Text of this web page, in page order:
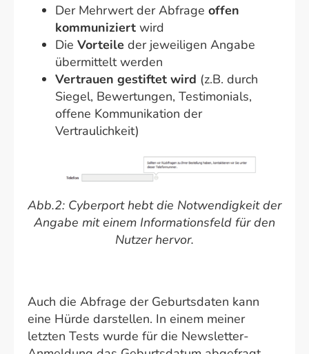
Der Mehrwert der Abfrage offen
kommuniziert wird
Die Vorteile der jeweiligen Angabe
übermittelt werden
Vertrauen gestiftet wird (z.B. durch
Siegel, Bewertungen, Testimonials,
offene Kommunikation der
Vertraulichkeit)
Abb.2: Cyberport hebt die Notwendigkeit der
Angabe mit einem Informationsfeld für den
Nutzer hervor.
Auch die Abfrage der Geburtsdaten kann
eine Hürde darstellen. In einem meiner
letzten Tests wurde für die Newsletter-